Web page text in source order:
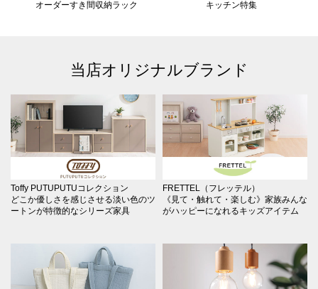
オーダーすき間収納ラック キッチン特集
当店オリジナルブランド
Toffy PUTUPUTUコレクション
どこか優しさを感じさせる淡い色のツ
ートンが特徴的なシリーズ家具
FRETTEL（フレッテル）
《見て・触れて・楽しむ》家族みんな
がハッピーになれるキッズアイテム